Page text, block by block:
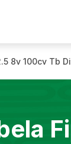
8v 100cv Tb